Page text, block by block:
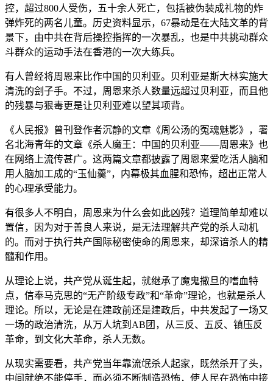
控，超过800人受伤，五十余人死亡，包括被伪装成礼物的炸
弹炸死的两名儿童。历史资料显示，67暴动是在大陆文革的背
景下，由中共在背后操控指挥的一次暴乱，也是中共挑动群众
斗群众的运动手法在香港的一次大练兵。
有人曾经将周恩来比作中国的贝利亚。贝利亚是斯大林实施大
清洗的刽子手。不过，周恩来杀人数量远超过贝利亚，而且他
的残暴与狠毒更是让贝利亚难以望其项背。
《人民报》曾刊登作者沉静的文章《周公汤的冤魂魅影》，署
名北海青年的文章《杀人魔王：中国的贝利亚——周恩来》也
在网络上流传甚广。这两篇文章都披露了周恩来爱吃活人脑和
用人脑加工成的“玉仙羹”，内幕极其血腥和恐怖，超出正常人
的心理承受能力。
有很多人不明白，周恩来为什么会如此凶残？道理简单却难以
置信，因为对于善良人来说，是无法理解共产党的杀人动机
的。而对于执行共产国际秘密使命的周恩来，却深谙杀人的精
髓和作用。
从理论上说，共产党从诞生起，就继承了魔鬼撒旦的嗜血特
点，信奉马克思的“无产阶级专政”和“革命”理论，也就是杀人
理论。所以，无论是在建政前还是建政后，中共发起了一场又
一场的政治清洗，从万人坑到AB团，从三反、五反、镇压反
革命，到文化大革命，杀人无数。
从现实需要看，共产党当年靠流氓杀人起家，既然杀开了头，
中间就绝不能停手，而必须不断制造恐怖，使人民在恐怖中接